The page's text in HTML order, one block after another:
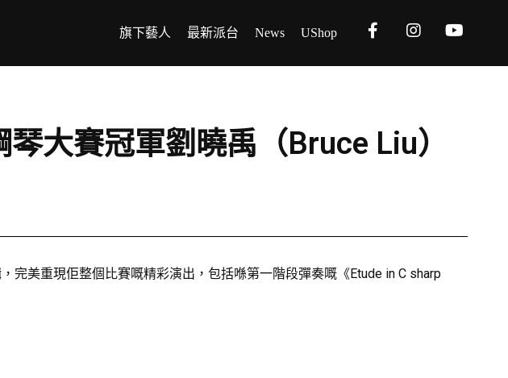
旗下藝人 最新派台 News UShop
大賽冠軍劉曉禹（Bruce Liu）
完美重現佢整個比賽嘅精彩演出，包括喺第一階段彈奏嘅《Etude in C sharp